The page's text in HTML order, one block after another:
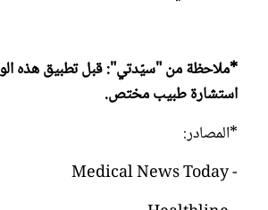
*ملاحظة من "سيّدتي": قبل تطبيق هذه
استشارة طبيب مختص.
*المصادر:
- Medical News Today